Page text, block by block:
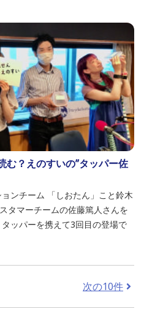
む？えのすいの”タッパー佐
ンチーム 「しおたん」こと鈴木
タマーチームの佐藤篤人さんを
ッパーを携えて3回目の登場で
次の10件